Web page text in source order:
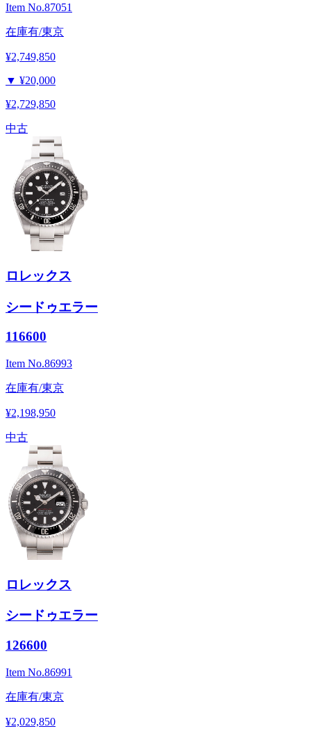
Item No.87051
在庫有/東京
¥2,749,850
▼ ¥20,000
¥2,729,850
中古
ロレックス
シードゥエラー
116600
Item No.86993
在庫有/東京
¥2,198,950
中古
ロレックス
シードゥエラー
126600
Item No.86991
在庫有/東京
¥2,029,850